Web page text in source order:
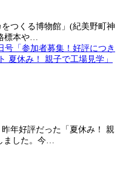
つくる博物館」(紀美野町神
標本や…
年好評だった「夏休み！ 親
ました。今…